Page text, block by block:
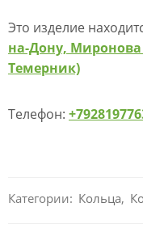
Это изделие
на-Дону,
Темерник)
Телефон:
Категории: Кольца,